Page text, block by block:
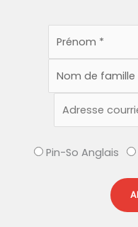
Pin-So Anglais